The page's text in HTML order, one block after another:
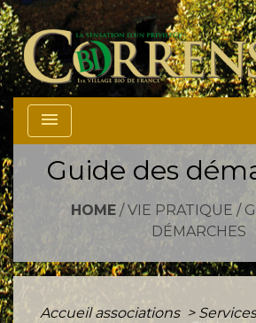
menu
Guide des
HOME/ VIE PRATIQUE /
DÉMARCHES
Accueil associations >